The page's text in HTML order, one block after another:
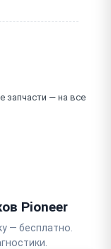
запчасти — на все
Pioneer
— бесплатно.